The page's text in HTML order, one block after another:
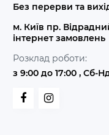
Без перерви та
м. Київ пр.
інтернет замовлень
Розклад роботи:
з 9:00 до 17:00 , Сб-